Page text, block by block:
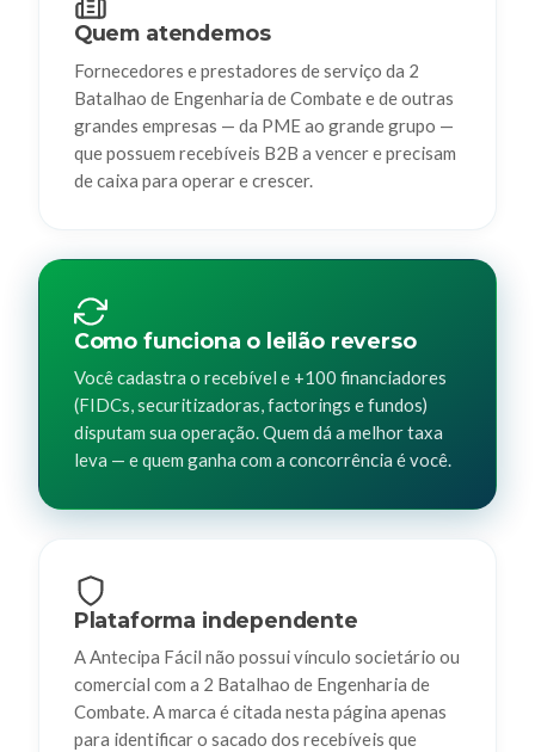
Quem atendemos
Fornecedores e prestadores de serviço da 2
Batalhao de Engenharia de Combate e de outras
grandes empresas — da PME ao grande grupo —
que possuem recebíveis B2B a vencer e precisam
de caixa para operar e crescer.
Como funciona o leilão reverso
Você cadastra o recebível e +100 financiadores
(FIDCs, securitizadoras, factorings e fundos)
disputam sua operação. Quem dá a melhor taxa
leva — e quem ganha com a concorrência é você.
Plataforma independente
A Antecipa Fácil não possui vínculo societário ou
comercial com a 2 Batalhao de Engenharia de
Combate. A marca é citada nesta página apenas
para identificar o sacado dos recebíveis que